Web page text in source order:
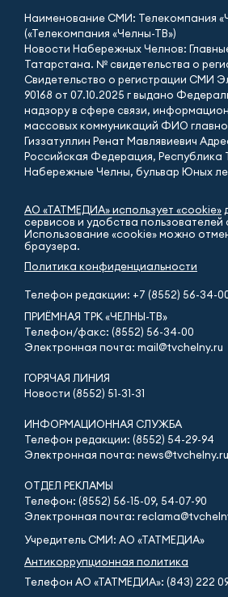
Наименование СМИ: Телекомпания
(«Телекомпания «Челны-ТВ»)
Новости Набережных Челнов:
Татарстана. № свидетельства о
Свидетельство о регистрации
90168 от 07.10.2025 г выдано
надзору в сфере связи,
массовых коммуникаций ФИО
Гиззатуллин Ренат Мавлявиевич
Российская Федерация, Республика
Набережные Челны, бульвар Юных
АО «ТАТМЕДИА» использует «cookie»
сервисов и удобства пользователей
Использование «cookie» можно
браузера.
Политика конфиденциальности
Телефон редакции: +7 (8552) 56-34-
ПРИЁМНАЯ ТРК «ЧЕЛНЫ-ТВ»
Телефон/факс: (8552) 56-34-00
Электронная почта: mail@tvchelny.ru
ГОРЯЧАЯ ЛИНИЯ
Новости (8552) 51-31-31
ИНФОРМАЦИОННАЯ СЛУЖБА
Телефон редакции: (8552) 54-29-94
Электронная почта: news@tvchelny.ru
ОТДЕЛ РЕКЛАМЫ
Телефон: (8552) 56-15-09, 54-07-90
Электронная почта:
Учредитель СМИ: АО «ТАТМЕДИА»
Антикоррупционная политика
Телефон АО «ТАТМЕДИА»: (843) 222